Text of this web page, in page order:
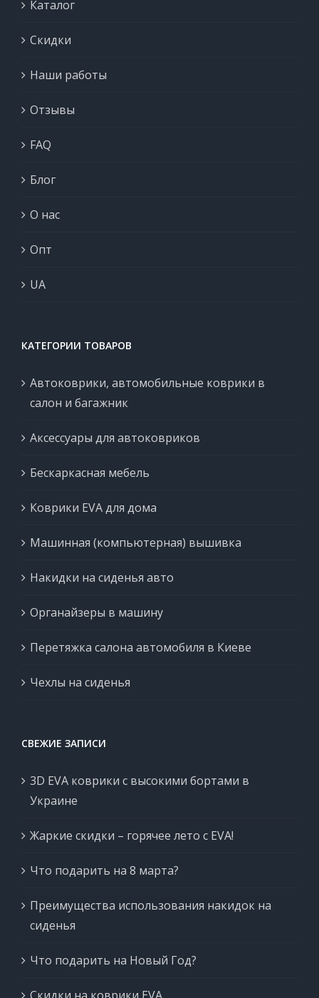
Каталог
Скидки
Наши работы
Отзывы
FAQ
Блог
О нас
Опт
UA
КАТЕГОРИИ ТОВАРОВ
Автоковрики, автомобильные коврики в
салон и багажник
Аксессуары для автоковриков
Бескаркасная мебель
Коврики EVA для дома
Машинная (компьютерная) вышивка
Накидки на сиденья авто
Органайзеры в машину
Перетяжка салона автомобиля в Киеве
Чехлы на сиденья
СВЕЖИЕ ЗАПИСИ
3D EVA коврики с высокими бортами в
Украине
Жаркие скидки – горячее лето с EVA!
Что подарить на 8 марта?
Преимущества использования накидок на
сиденья
Что подарить на Новый Год?